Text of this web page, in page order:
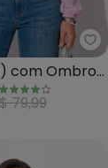
com Ombro
79,99